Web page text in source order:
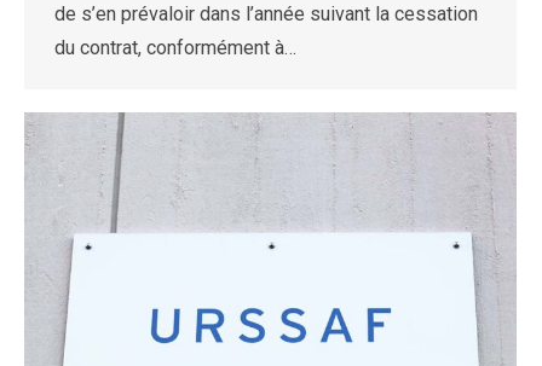
de s’en prévaloir dans l’année suivant la cessation
du contrat, conformément à…